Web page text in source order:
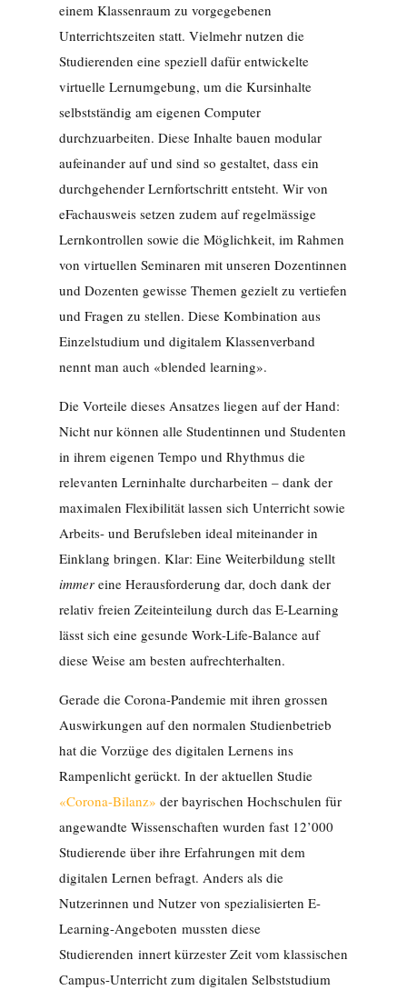
einem Klassenraum zu vorgegebenen
Unterrichtszeiten statt. Vielmehr nutzen die
Studierenden eine speziell dafür entwickelte
virtuelle Lernumgebung, um die Kursinhalte
selbstständig am eigenen Computer
durchzuarbeiten. Diese Inhalte bauen modular
aufeinander auf und sind so gestaltet, dass ein
durchgehender Lernfortschritt entsteht. Wir von
eFachausweis setzen zudem auf regelmässige
Lernkontrollen sowie die Möglichkeit, im Rahmen
von virtuellen Seminaren mit unseren Dozentinnen
und Dozenten gewisse Themen gezielt zu vertiefen
und Fragen zu stellen. Diese Kombination aus
Einzelstudium und digitalem Klassenverband
nennt man auch «blended learning».
Die Vorteile dieses Ansatzes liegen auf der Hand:
Nicht nur können alle Studentinnen und Studenten
in ihrem eigenen Tempo und Rhythmus die
relevanten Lerninhalte durcharbeiten – dank der
maximalen Flexibilität lassen sich Unterricht sowie
Arbeits- und Berufsleben ideal miteinander in
Einklang bringen. Klar: Eine Weiterbildung stellt
immereine Herausforderung dar, doch dank der
relativ freien Zeiteinteilung durch das E-Learning
lässt sich eine gesunde Work-Life-Balance auf
diese Weise am besten aufrechterhalten.
Gerade die Corona-Pandemie mit ihren grossen
Auswirkungen auf den normalen Studienbetrieb
hat die Vorzüge des digitalen Lernens ins
Rampenlicht gerückt. In der aktuellen Studie
«Corona-Bilanz» der bayrischen Hochschulen für
angewandte Wissenschaften wurden fast 12’000
Studierende über ihre Erfahrungen mit dem
digitalen Lernen befragt. Anders als die
Nutzerinnen und Nutzer von spezialisierten E-
Learning-Angeboten mussten diese
Studierenden innert kürzester Zeit vom klassischen
Campus-Unterricht zum digitalen Selbststudium